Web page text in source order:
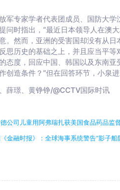
军专家学者代表团成员、国防大
问时指出，“最近日本领导人在澳
。然而，亚洲的受害国却没有从
思历史的基础之上，并且应当平
态度，回应中国、韩国以及东南
创造条件？”但在回答环节，小泉进
薛璟、黄铮铮/@CCTV国际时讯
公司儿童用阿弗瑞扎获美国食品药品监
金融时报》：全球海事系统警告“影子船